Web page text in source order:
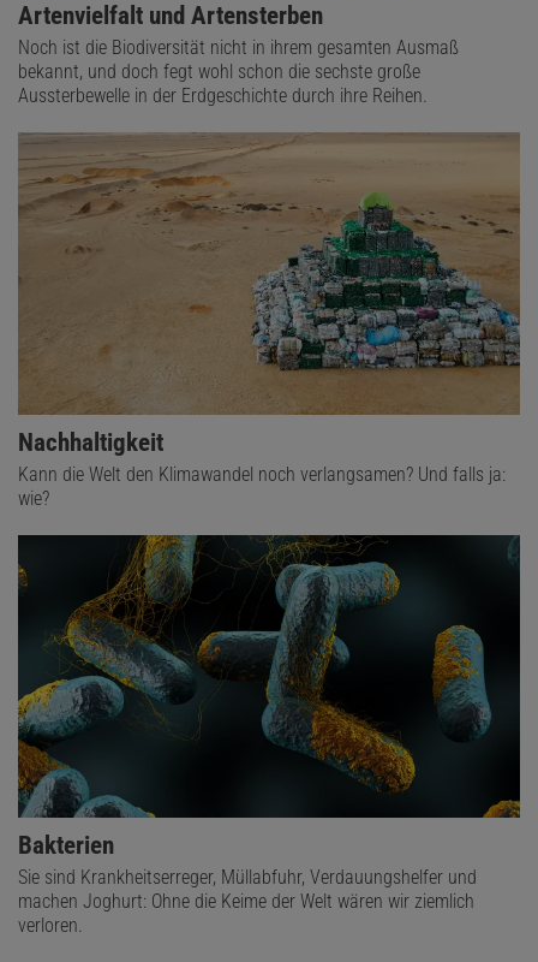
Artenvielfalt und Artensterben
Noch ist die Biodiversität nicht in ihrem gesamten Ausmaß
bekannt, und doch fegt wohl schon die sechste große
Aussterbewelle in der Erdgeschichte durch ihre Reihen.
Nachhaltigkeit
Kann die Welt den Klimawandel noch verlangsamen? Und falls ja:
wie?
Bakterien
Sie sind Krankheitserreger, Müllabfuhr, Verdauungshelfer und
machen Joghurt: Ohne die Keime der Welt wären wir ziemlich
verloren.